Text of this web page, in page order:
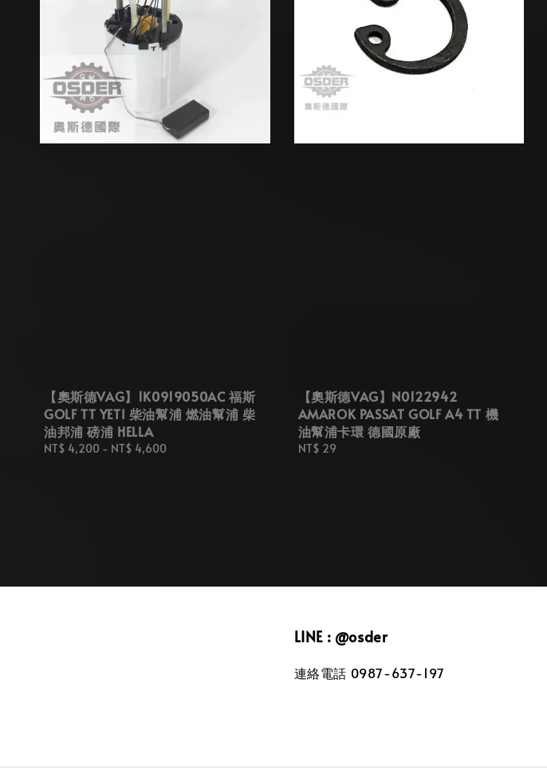
【奧斯德VAG】1K0919050AC 福斯
GOLF TT YETI 柴油幫浦 燃油幫浦 柴
油邦浦 磅浦 HELLA
Regular
NT$ 4,200 - NT$ 4,600
【奧斯德VAG】N0122942
AMAROK PASSAT GOLF A4 TT 機
油幫浦卡環 德國原廠
Regular
NT$ 29
LINE : @osder
連絡電話 0987-637-197